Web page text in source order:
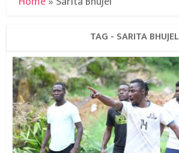
TAG - SARITA BHUJEL